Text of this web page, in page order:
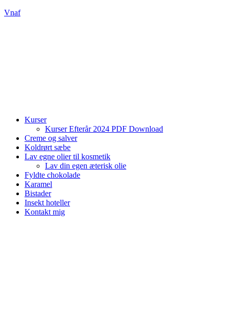
Vnaf
Kurser
Kurser Efterår 2024 PDF Download
Creme og salver
Koldrørt sæbe
Lav egne olier til kosmetik
Lav din egen æterisk olie
Fyldte chokolade
Karamel
Bistader
Insekt hoteller
Kontakt mig